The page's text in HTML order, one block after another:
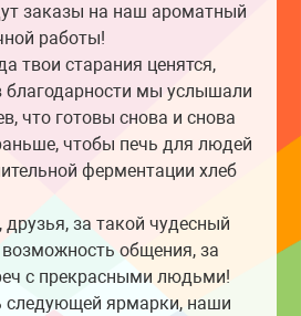
заказы на наш ароматный
работы!
твои старания ценятся,
благодарности мы услышали
что готовы снова и снова
чтобы печь для людей
ферментации хлеб
за такой чудесный
возможность общения, за
с прекрасными людьми!
следующей ярмарки, наши